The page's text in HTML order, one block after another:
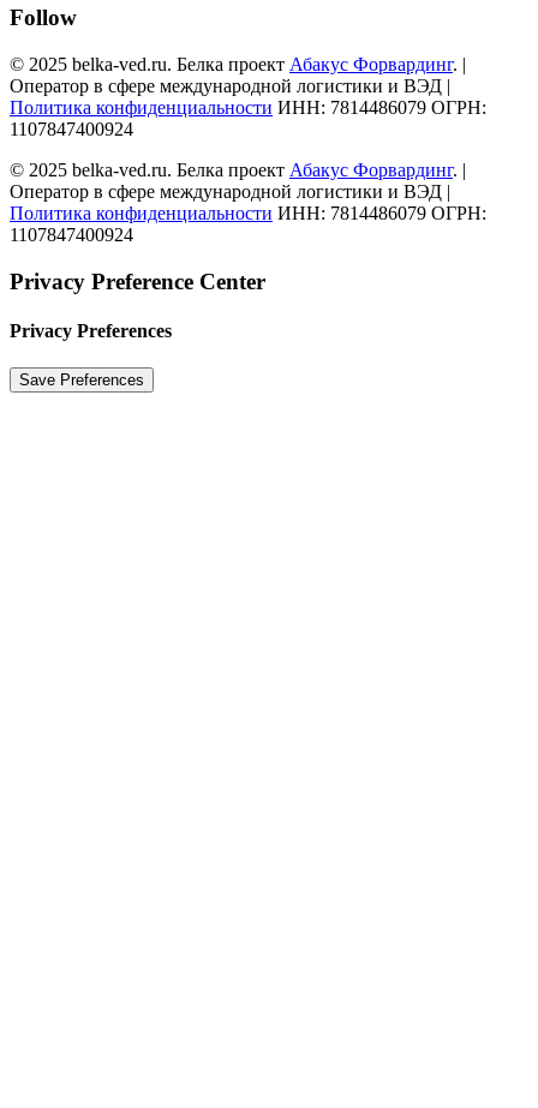
Follow
© 2025 belka-ved.ru. Белка проект Абакус Форвардинг. |
Оператор в сфере международной логистики и ВЭД |
Политика конфиденциальности ИНН: 7814486079 ОГРН:
1107847400924
© 2025 belka-ved.ru. Белка проект Абакус Форвардинг. |
Оператор в сфере международной логистики и ВЭД |
Политика конфиденциальности ИНН: 7814486079 ОГРН:
1107847400924
Privacy Preference Center
Privacy Preferences